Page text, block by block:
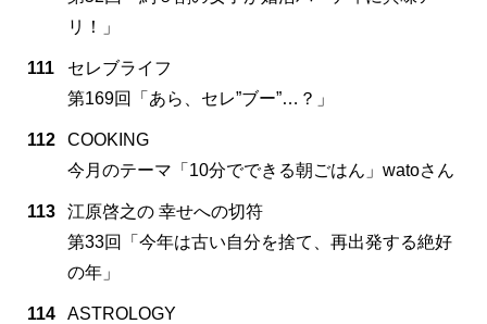
リ！」
111
セレブライフ
第169回「あら、セレ”ブー”…？」
112
COOKING
今月のテーマ「10分でできる朝ごはん」watoさん
113
江原啓之の 幸せへの切符
第33回「今年は古い自分を捨て、再出発する絶好
の年」
114
ASTROLOGY